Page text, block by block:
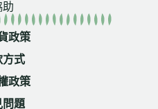
助
政策
方式
政策
問題